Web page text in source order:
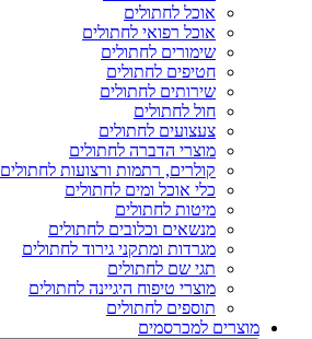
אוכל לחתולים
אוכל רפואי לחתולים
שימורים לחתולים
חטיפים לחתולים
שירותים לחתולים
חול לחתולים
צעצועים לחתולים
מוצרי הדברה לחתולים
קולרים, רתמות ורצועות לחתולים
כלי אוכל ומים לחתולים
מיטות לחתולים
מנשאים וכלובים לחתולים
מגרדות ומתקני גירוד לחתולים
תגי שם לחתולים
מוצרי טיפוח היגיינה לחתולים
תוספים לחתולים
מוצרים למכרסמים